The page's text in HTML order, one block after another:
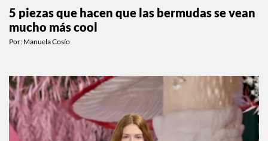
5 piezas que hacen que las bermudas se vean
mucho más cool
Por: Manuela Cosío